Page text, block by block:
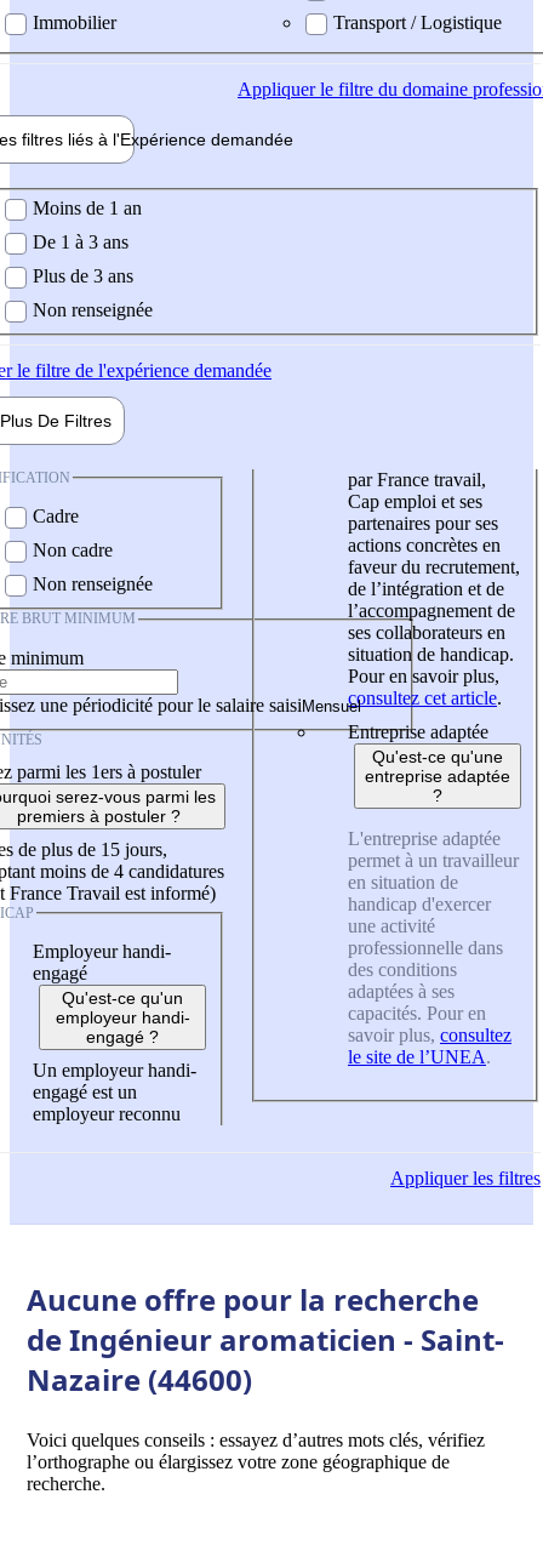
Immobilier
Transport / Logistique
Appliquerle filtre du domaine
filtres liés à l'Expérience demandée
demandée
Moins de 1 an
De 1 à 3 ans
Plus de 3 ans
Non renseignée
le filtre de l'expérience demandée
Plus De Filtres
Cadre
Non cadre
Non renseignée
BRUT MINIMUM
minimum
une périodicité pour le salaire saisi
parmi les 1ers à postuler
serez-vous parmi les
premiers à postuler ?
de plus de 15 jours,
moins de 4 candidatures
France Travail est informé)
Employeur handi-
engagé
Qu'est-ce qu'un
employeur handi-
engagé ?
Un employeur handi-
engagé est un
employeur reconnu
par France travail,
Cap emploi et ses
partenaires pour ses
actions concrètes en
faveur du recrutement,
de l’intégration et de
l’accompagnement de
ses collaborateurs en
situation de handicap.
Pour en savoir plus,
consultez cet article.
Entreprise adaptée
Qu'est-ce qu'une
entreprise adaptée
?
L'entreprise adaptée
permet à un travailleur
en situation de
handicap d'exercer
une activité
professionnelle dans
des conditions
adaptées à ses
capacités. Pour en
savoir plus, consultez
le site de l’UNEA.
Appliquerles filtres
Aucune offre pour la recherche
de Ingénieur aromaticien - Saint-
Nazaire (44600)
Voici quelques conseils : essayez d’autres mots clés, vérifiez
l’orthographe ou élargissez votre zone géographique de
recherche.